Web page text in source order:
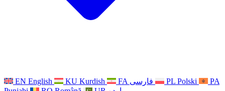
EN English KU Kurdish FA فارسی PL Polski
PA